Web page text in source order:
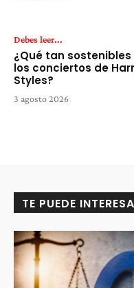
Debes leer...
¿Qué tan sostenibles
los conciertos de
Styles?
3 agosto 2026
TE PUEDE